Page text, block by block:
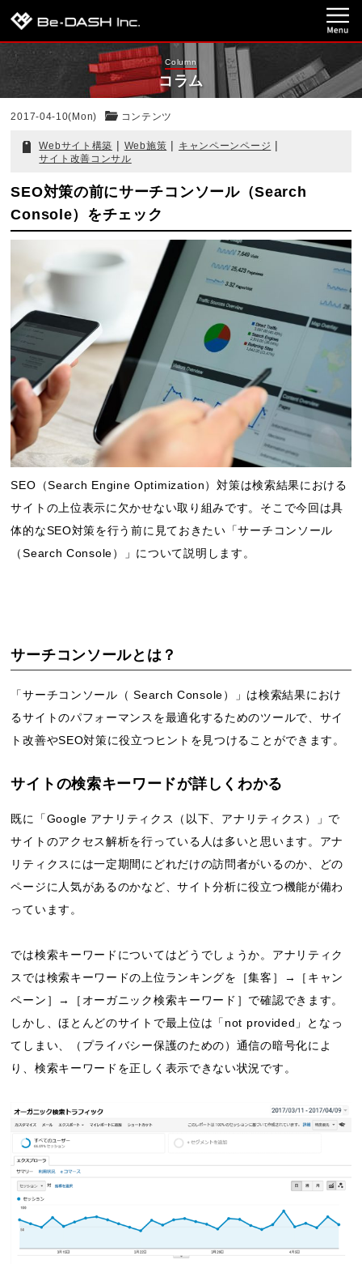
Column
コラム
2017-04-10(Mon) コンテンツ
Webサイト構築 | Web施策 | キャンペーンページ |
サイト改善コンサル
SEO対策の前にサーチコンソール（Search
Console）をチェック
SEO（Search Engine Optimization）対策は検索結果における
サイトの上位表示に欠かせない取り組みです。そこで今回は具
体的なSEO対策を行う前に見ておきたい「サーチコンソール
（Search Console）」について説明します。
サーチコンソールとは？
「サーチコンソール（ Search Console）」は検索結果におけ
るサイトのパフォーマンスを最適化するためのツールで、サイ
ト改善やSEO対策に役立つヒントを見つけることができます。
サイトの検索キーワードが詳しくわかる
既に「Google アナリティクス（以下、アナリティクス）」で
サイトのアクセス解析を行っている人は多いと思います。アナ
リティクスには一定期間にどれだけの訪問者がいるのか、どの
ページに人気があるのかなど、サイト分析に役立つ機能が備わ
っています。
では検索キーワードについてはどうでしょうか。アナリティク
スでは検索キーワードの上位ランキングを［集客］→［キャン
ペーン］→［オーガニック検索キーワード］で確認できます。
しかし、ほとんどのサイトで最上位は「not provided」となっ
てしまい、（プライバシー保護のための）通信の暗号化によ
り、検索キーワードを正しく表示できない状況です。